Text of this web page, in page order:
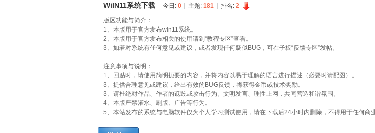
» › ›
WiIN11系统下载 今日: 0 主题: 181 排名: 2
版区功能与简介：
1、本版用于官方发布win11系统。
2、本版用于官方发布相关的使用请到“教程专区”查看。
3、如若对系统有任何意见或建议，或者发现任何疑似BUG，可在子板“反馈专区”发帖。
注意事项与说明：
1、回贴时，请使用简明扼要的内容，并将内容以易于理解的语言进行描述（必要时请配图）。
3、提供合理意见或建议，给出有效的BUG反馈，将获得金币或技术奖励。
3、请杜绝对作品、作者的诋毁或攻击行为。文明发言、理性上网，共同营造和谐氛围。
4、本版严禁灌水、刷版、广告等行为。
5、本站发布的系统与电脑软件仅为个人学习测试使用，请在下载后24小时内删除，不得用于任何